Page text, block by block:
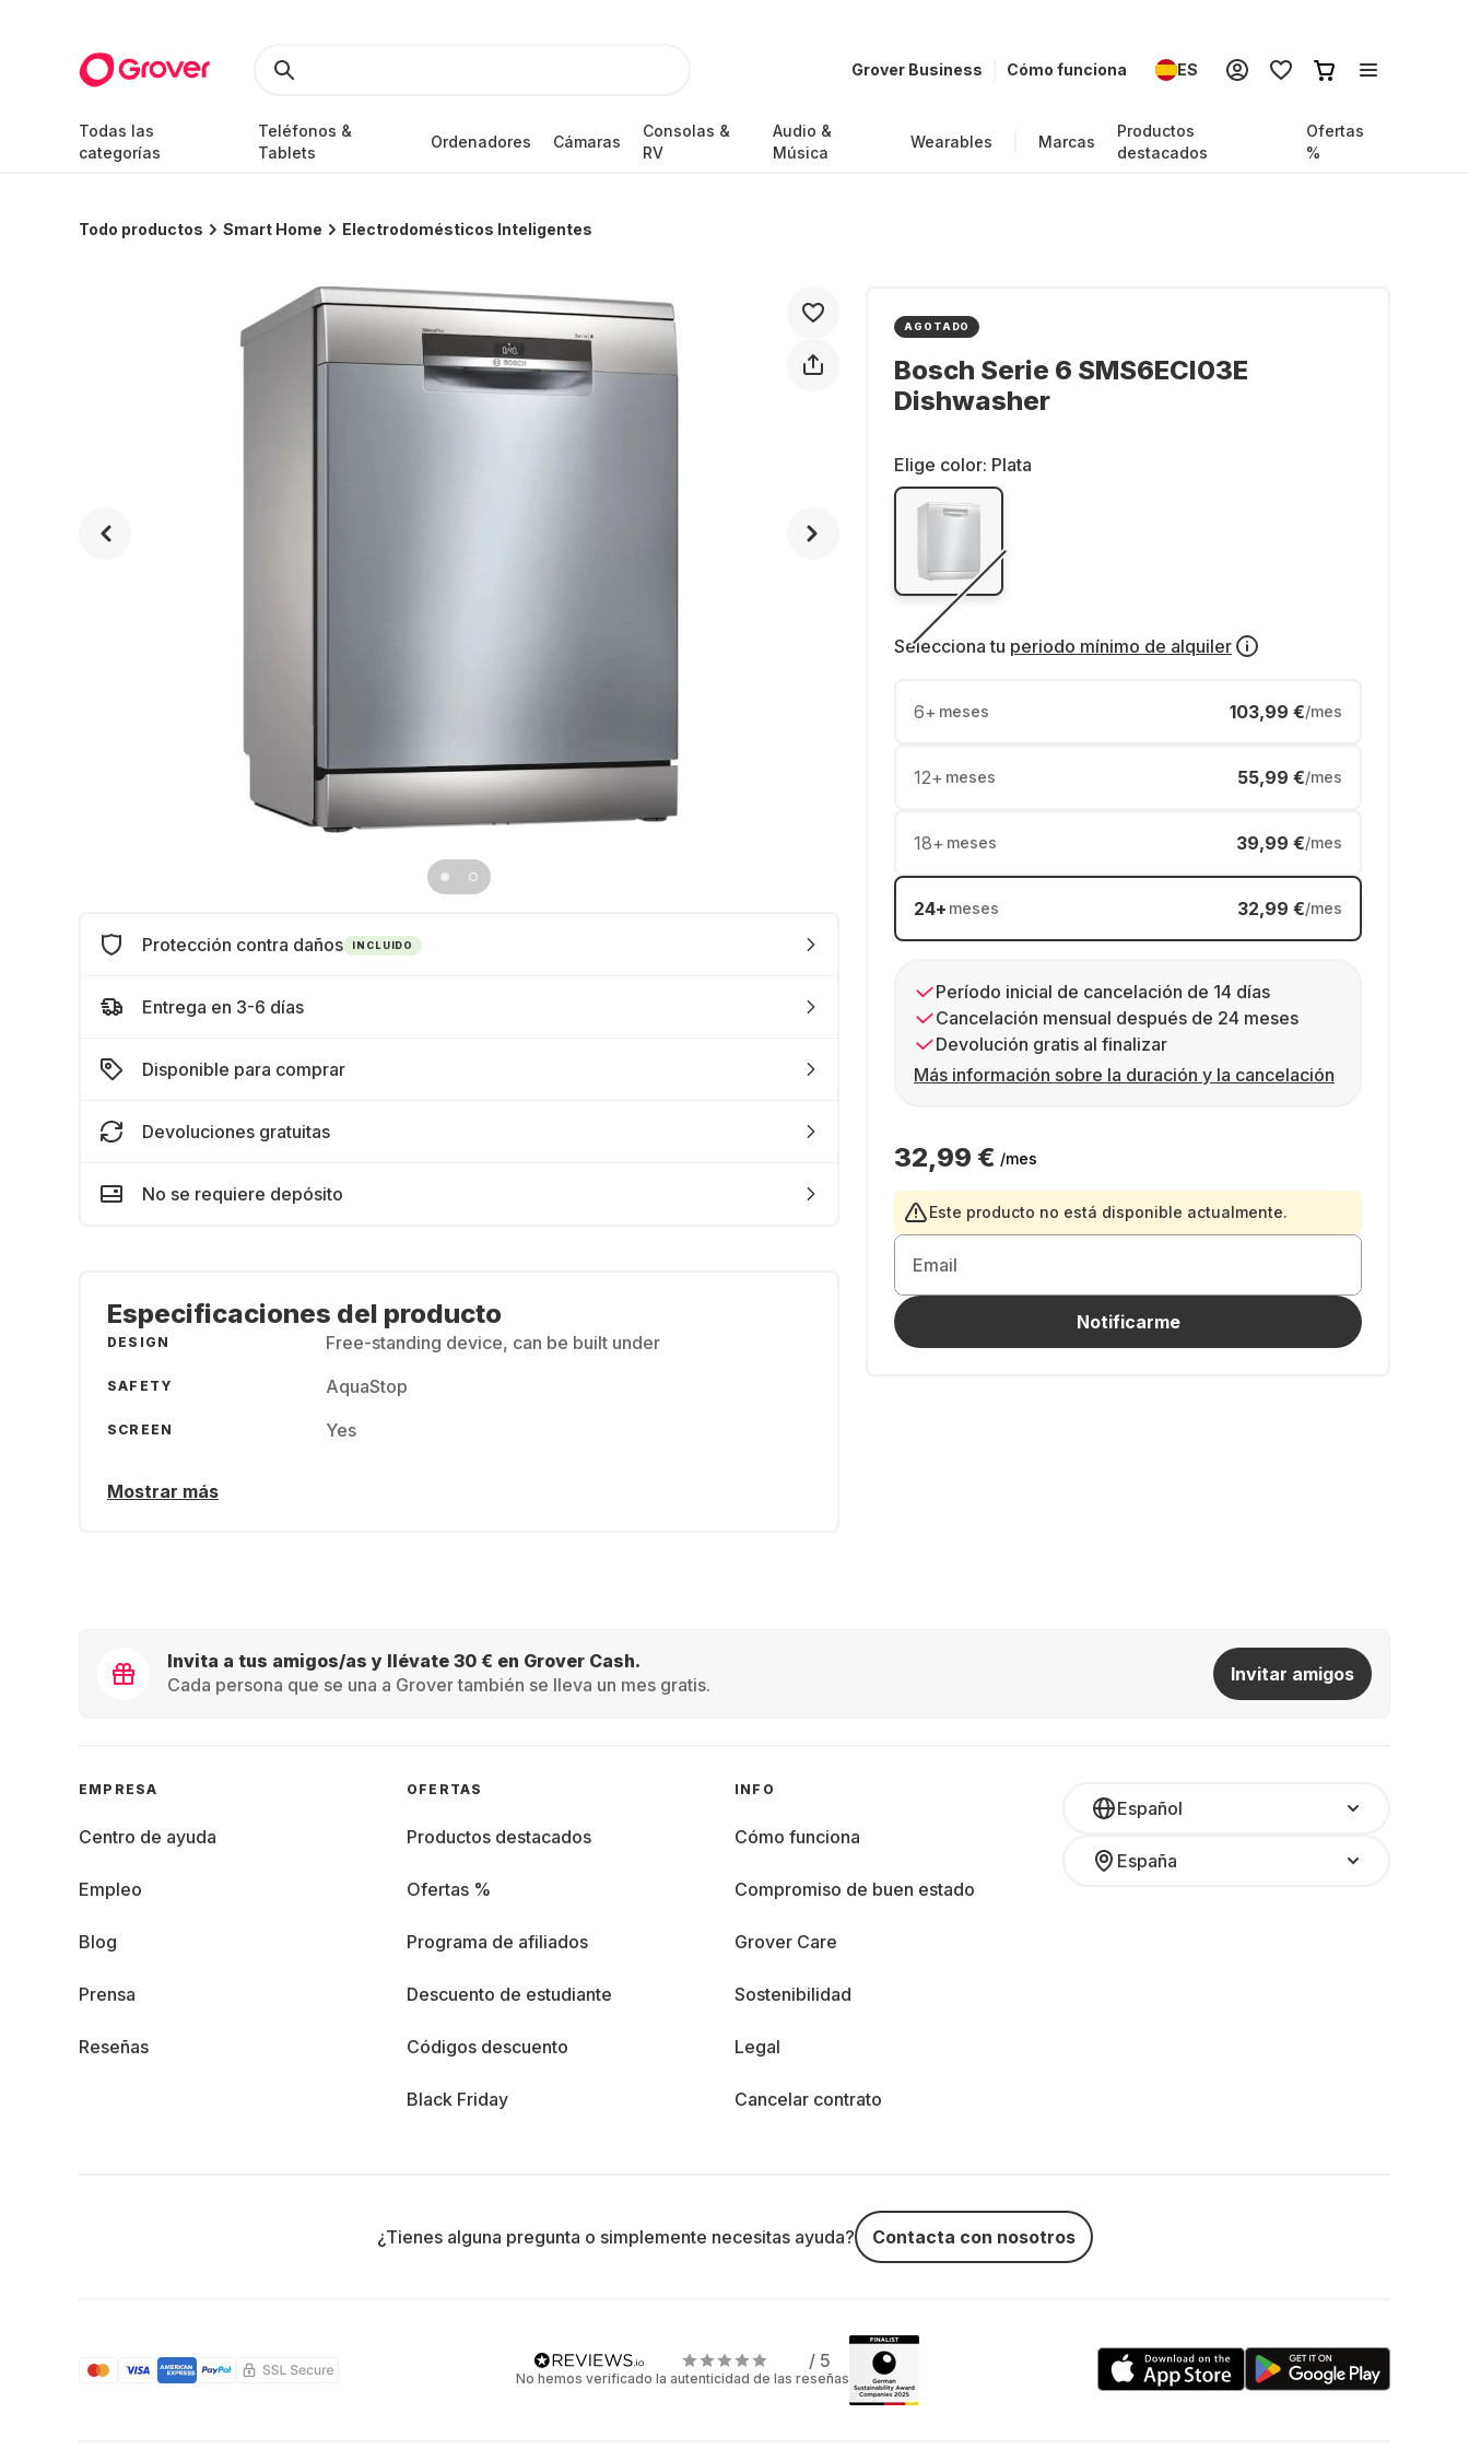
Grover Business Cómo funciona ES
Todas las
categorías
Teléfonos &
Tablets
Ordenadores Cámaras
Consolas &
RV
Audio &
Música
Wearables Marcas
Productos
destacados
Ofertas
%
Todo productos Smart Home Electrodomésticos Inteligentes
AGOTADO
Bosch Serie 6 SMS6ECI03E
Dishwasher
Elige color: Plata
Selecciona tu periodo mínimo de alquiler
6+ meses 103,99 €/mes
12+ meses 55,99 €/mes
18+ meses 39,99 €/mes
24+ meses 32,99 €/mes
Período inicial de cancelación de 14 días
Cancelación mensual después de 24 meses
Devolución gratis al finalizar
Más información sobre la duración y la cancelación
32,99 € /mes
Este producto no está disponible actualmente.
Email
Notificarme
Protección contra daños INCLUIDO
Entrega en 3-6 días
Disponible para comprar
Devoluciones gratuitas
No se requiere depósito
Especificaciones del producto
DESIGN Free-standing device, can be built under
SAFETY AquaStop
SCREEN Yes
Mostrar más
Invita a tus amigos/as y llévate 30 € en Grover Cash.
Cada persona que se una a Grover también se lleva un mes gratis.
Invitar amigos
Español
España
EMPRESA
Centro de ayuda
Empleo
Blog
Prensa
Reseñas
OFERTAS
Productos destacados
Ofertas %
Programa de afiliados
Descuento de estudiante
Códigos descuento
Black Friday
INFO
Cómo funciona
Compromiso de buen estado
Grover Care
Sostenibilidad
Legal
Cancelar contrato
¿Tienes alguna pregunta o simplemente necesitas ayuda? Contacta con nosotros
/ 5
No hemos verificado la autenticidad de las reseñas